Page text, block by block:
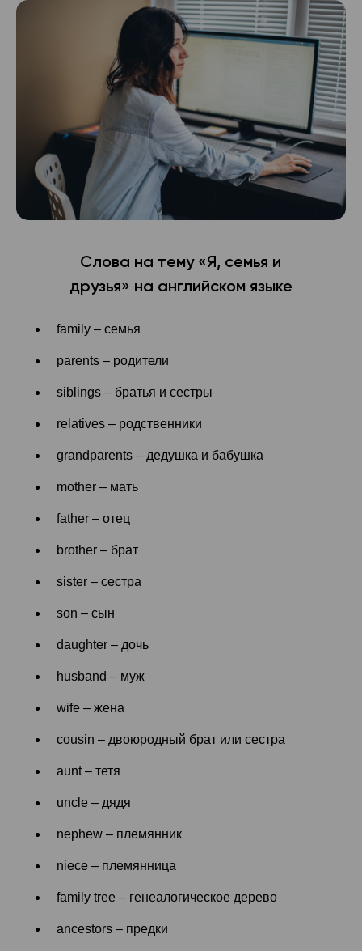
Слова на тему «Я, семья и
друзья» на английском языке
family – семья
parents – родители
siblings – братья и сестры
relatives – родственники
grandparents – дедушка и бабушка
mother – мать
father – отец
brother – брат
sister – сестра
son – сын
daughter – дочь
husband – муж
wife – жена
cousin – двоюродный брат или сестра
aunt – тетя
uncle – дядя
nephew – племянник
niece – племянница
family tree – генеалогическое дерево
ancestors – предки